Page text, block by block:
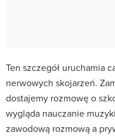
Ten szczegół uruchamia
nerwowych skojarzeń.
dostajemy rozmowę o
wygląda nauczanie
zawodową rozmową a